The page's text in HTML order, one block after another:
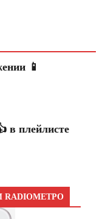
📱
в плейлисте